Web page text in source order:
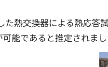
熱交換器による熱応答
能であると推定されまし